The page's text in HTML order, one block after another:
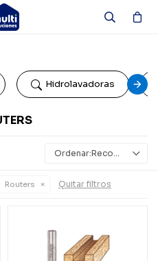
Hidrolavadoras
Recomendados
Routers Quitar filtros